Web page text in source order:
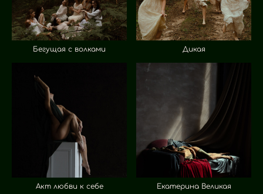
Бегущая с волками Дикая
Акт любви к себе Екатерина Великая